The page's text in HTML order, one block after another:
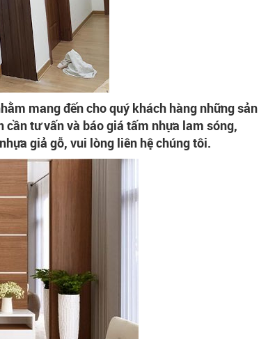
mang đến cho quý khách hàng những sản
tư vấn và báo giá tấm nhựa lam sóng,
giả gỗ, vui lòng liên hệ chúng tôi.